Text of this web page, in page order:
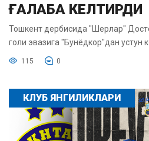
ҒАЛАБА КЕЛТИРДИ
Тошкент дербисида "Шерлар"
голи эвазига "Бунёдкор"дан устун
115 0
КЛУБ ЯНГИЛИКЛАРИ